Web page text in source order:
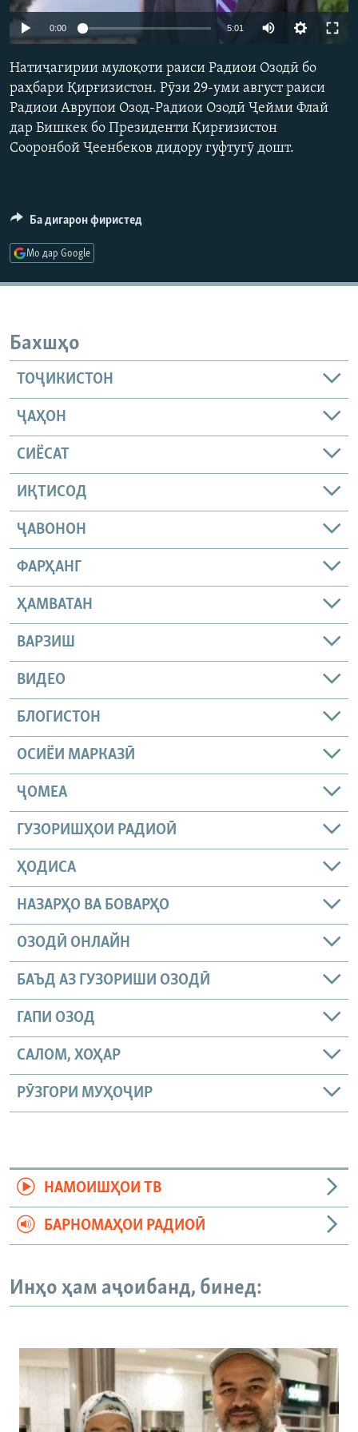
ГУЗОРИШҲОИ РАДИОӢ
Русский
ПАЙГИРӢ КУНЕД
0:00 5:01
Натиҷагирии мулоқоти раиси Радиои Озодӣ бо
раҳбари Қирғизистон. Рӯзи 29-уми август раиси
Радиои Аврупои Озод-Радиои Озодӣ Ҷейми Флай
дар Бишкек бо Президенти Қирғизистон
Сооронбой Ҷеенбеков дидору гуфтугӯ дошт.
Ба дигарон фиристед
Мо дар Google
Бахшҳо
ТОҶИКИСТОН
ҶАҲОН
СИЁСАТ
ИҚТИСОД
ҶАВОНОН
ФАРҲАНГ
ҲАМВАТАН
ВАРЗИШ
ВИДЕО
БЛОГИСТОН
ОСИЁИ МАРКАЗӢ
ҶОМEА
ГУЗОРИШҲОИ РАДИОӢ
ҲОДИСА
НАЗАРҲО ВА БОВАРҲО
ОЗОДӢ ОНЛАЙН
БАЪД АЗ ГУЗОРИШИ ОЗОДӢ
ГАПИ ОЗОД
САЛОМ, ХОҲАР
РӮЗГОРИ МУҲОҶИР
НАМОИШҲОИ ТВ
БАРНОМАҲОИ РАДИОӢ
Инҳо ҳам аҷоибанд, бинед: